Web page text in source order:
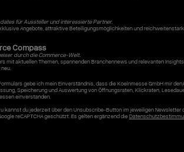
für Aussteller und interessierte Partner.
Angebote, attraktive Beteiligungsmöglichkeiten und
Compass
durch die Commerce-Welt.
mit aktuellen Themen, spannenden Branchennews und relevanten
gebe ich mein Einverständnis, dass die Koelnmesse GmbH mir
Speicherung und Auswertung von Öffnungsraten, Klickraten,
einverstanden.
kannst du jederzeit über den Unsubscribe-Button im jeweiligen
reCAPTCHA geschützt. Es gelten ergänzend die